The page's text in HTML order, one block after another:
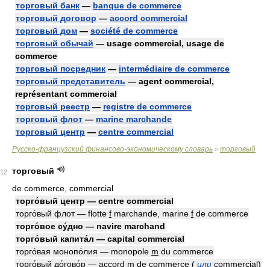
торговый банк — banque de commerce
торговый договор — accord commercial
торговый дом — société de commerce
торговый обычай — usage commercial, usage de
commerce
торговый посредник — intermédiaire de commerce
торговый представитель — agent commercial,
représentant commercial
торговый реестр — registre de commerce
торговый флот — marine marchande
торговый центр — centre commercial
Русско-французский финансово-экономическому словарь > торговый
12
торговый
de commerce, commercial
торго́вый центр — centre commercial
торго́вый флот — flotte f marchande, marine f de commerce
торго́вое су́дно — navire marchand
торго́вый капита́л — capital commercial
торго́вая монопо́лия — monopole m du commerce
торго́вый до́гово́р — accord m de commerce ( или commercial)